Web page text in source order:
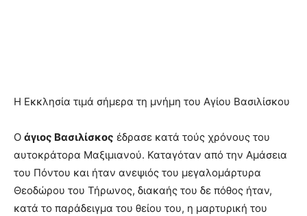
Η Εκκλησία τιμά σήμερα τη μνήμη του Αγίου Βασιλίσκου
Ο άγιος Βασιλίσκος έδρασε κατά τούς χρόνους του
αυτοκράτορα Μαξιμιανού. Καταγόταν από την Αμάσεια
του Πόντου και ήταν ανεψιός του μεγαλομάρτυρα
Θεοδώρου του Τήρωνος, διακαής του δε πόθος ήταν,
κατά το παράδειγμα του θείου του, η μαρτυρική του